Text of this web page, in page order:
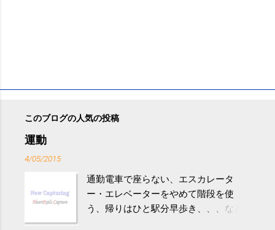
このブログの人気の投稿
運動
4/05/2015
通勤電車で座らない、エスカレータ
ー・エレベーターをやめて階段を使
う、帰りはひと駅分早歩き、、、など